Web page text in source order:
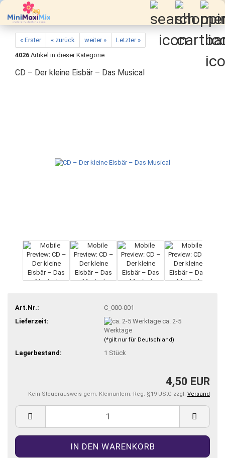
« Erster « zurück weiter »
Letzter »
4026 Artikel in dieser Kategorie
CD – Der kleine Eisbär – Das Musical
Art.Nr.:
C_000-001
Lieferzeit:
ca. 2-5
Werktage
(*gilt nur für Deutschland)
Lagerbestand: 1 Stück
4,50 EUR
Kein Steuerausweis gem. Kleinuntern.-Reg. §19 UStG zzgl. Versand